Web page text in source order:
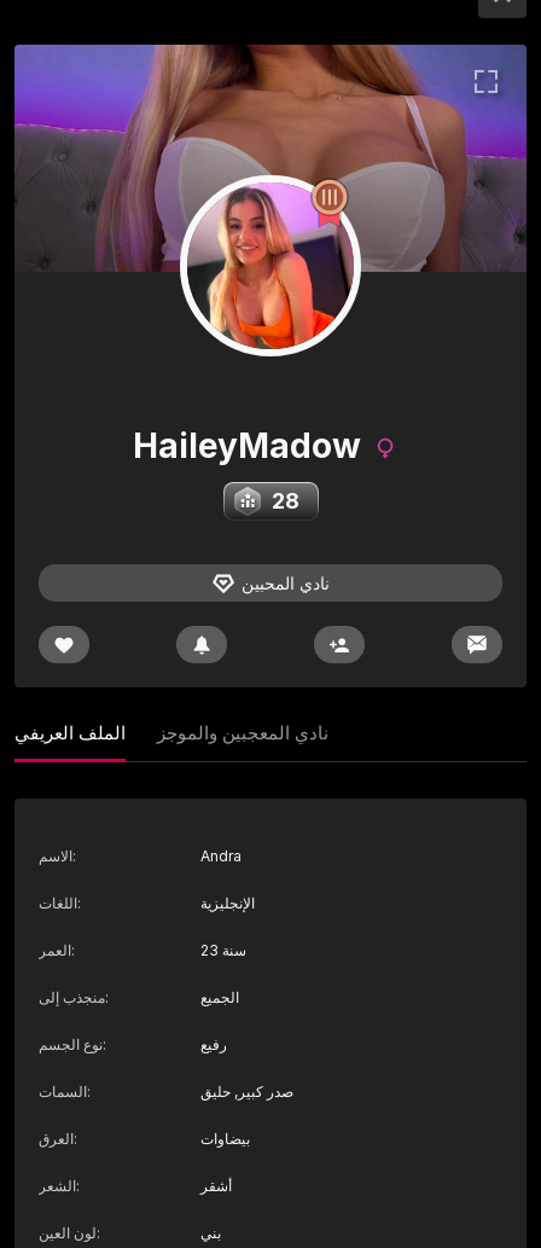
HaileyMadow
28
نادي المحبين
الملف العريفي نادي المعجبين والموجز
الاسم: Andra
اللغات: الإنجليزية
العمر: 23 سنة
منجذب إلى: الجميع
نوع الجسم: رفيع
السمات: صدر كبير, حليق
العرق: بيضاوات
الشعر: أشقر
لون العين: بني